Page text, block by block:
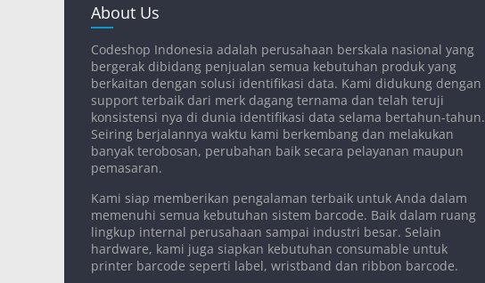
About Us
Codeshop Indonesia adalah perusahaan berskala nasional yang
bergerak dibidang penjualan semua kebutuhan produk yang
berkaitan dengan solusi identifikasi data. Kami didukung dengan
support terbaik dari merk dagang ternama dan telah teruji
konsistensi nya di dunia identifikasi data selama bertahun-tahun.
Seiring berjalannya waktu kami berkembang dan melakukan
banyak terobosan, perubahan baik secara pelayanan maupun
pemasaran.
Kami siap memberikan pengalaman terbaik untuk Anda dalam
memenuhi semua kebutuhan sistem barcode. Baik dalam ruang
lingkup internal perusahaan sampai industri besar. Selain
hardware, kami juga siapkan kebutuhan consumable untuk
printer barcode seperti label, wristband dan ribbon barcode.